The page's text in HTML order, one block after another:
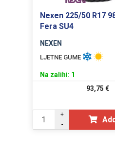
Nexen 225/50 R17
Fera SU4
NEXEN
LJETNE GUME
Na zalihi: 1
93,75€
+
-